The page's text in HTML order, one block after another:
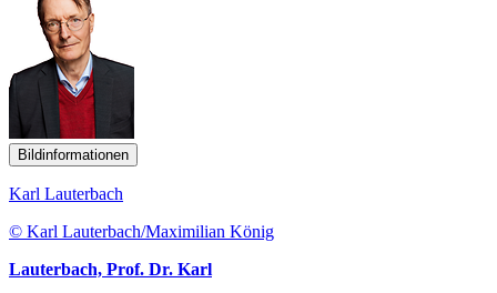
Bildinformationen
Karl Lauterbach
© Karl Lauterbach/Maximilian König
Lauterbach, Prof. Dr. Karl